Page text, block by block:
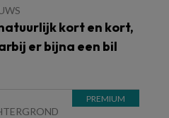
kort en kort,
er bijna een bil